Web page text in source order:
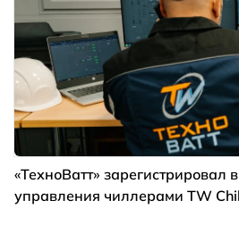
«ТехноВатт» зарегистрировал
управления чиллерами TW